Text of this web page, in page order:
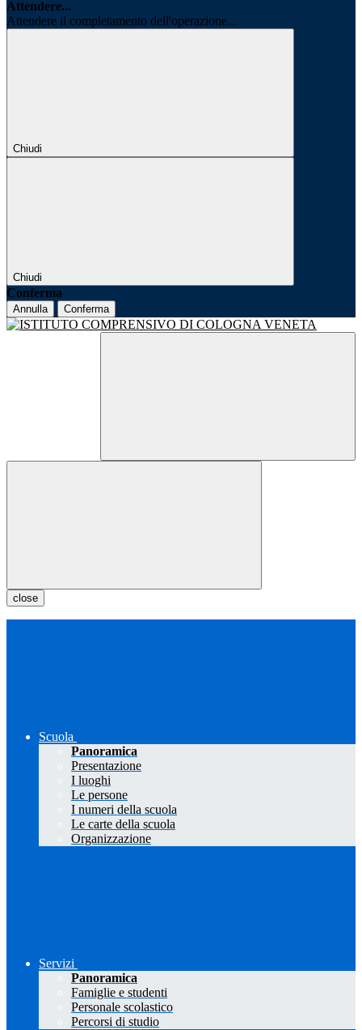
Attendere...
Attendere il completamento dell'operazione...
Chiudi
Chiudi
Conferma
Annulla Conferma
close
Scuola
Panoramica
Presentazione
I luoghi
Le persone
I numeri della scuola
Le carte della scuola
Organizzazione
Servizi
Panoramica
Famiglie e studenti
Personale scolastico
Percorsi di studio